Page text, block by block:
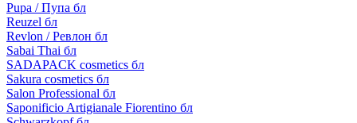
Pupa / Пупа бл
Reuzel бл
Revlon / Ревлон бл
Sabai Thai бл
SADAPACK cosmetics бл
Sakura cosmetics бл
Salon Professional бл
Saponificio Artigianale Fiorentino бл